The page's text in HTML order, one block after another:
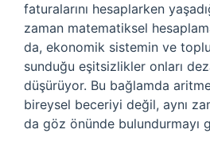
faturalarını hesaplarken
zaman matematiksel
da, ekonomik sistemin ve
sunduğu eşitsizlikler onları
düşürüyor. Bu bağlamda
bireysel beceriyi değil, aynı
da göz önünde bulundurmayı